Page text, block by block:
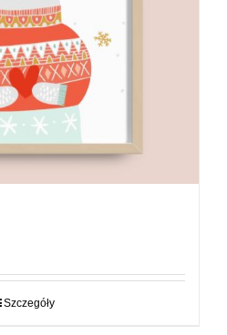
Szczegóły